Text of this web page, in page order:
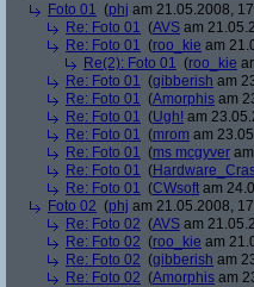
Foto 01 (phj am 21.05.2008,
Re: Foto 01 (AVS am
Re: Foto 01 (roo_kie am
Re(2): Foto 01 (roo_kie
Re: Foto 01 (gibberish am
Re: Foto 01 (Amorphis am
Re: Foto 01 (Ugh! am
Re: Foto 01 (mrom am
Re: Foto 01 (ms mcgyver
Re: Foto 01 (
Re: Foto 01 (CWsoft am
Foto 02 (phj am 21.05.2008,
Re: Foto 02 (AVS am
Re: Foto 02 (roo_kie am
Re: Foto 02 (gibberish am
Re: Foto 02 (Amorphis am